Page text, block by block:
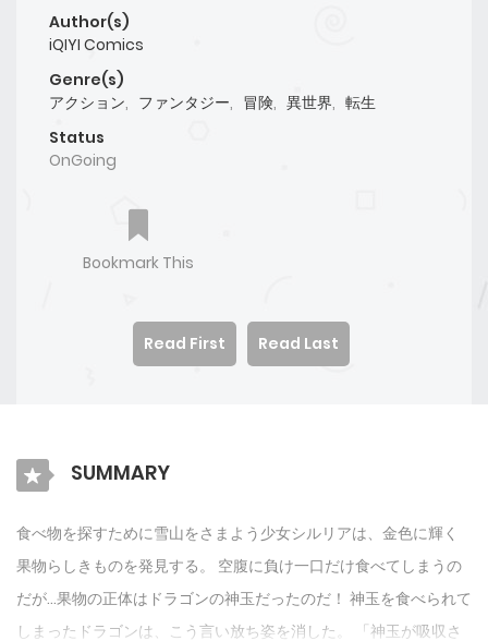
Author(s)
iQIYI Comics
Genre(s)
アクション, ファンタジー, 冒険, 異世界, 転生
Status
OnGoing
Bookmark This
Read First Read Last
SUMMARY
食べ物を探すために雪山をさまよう少女シルリアは、金色に輝く
果物らしきものを発見する。 空腹に負け一口だけ食べてしまうの
だが…果物の正体はドラゴンの神玉だったのだ！ 神玉を食べられて
しまったドラゴンは、こう言い放ち姿を消した。 「神玉が吸収さ